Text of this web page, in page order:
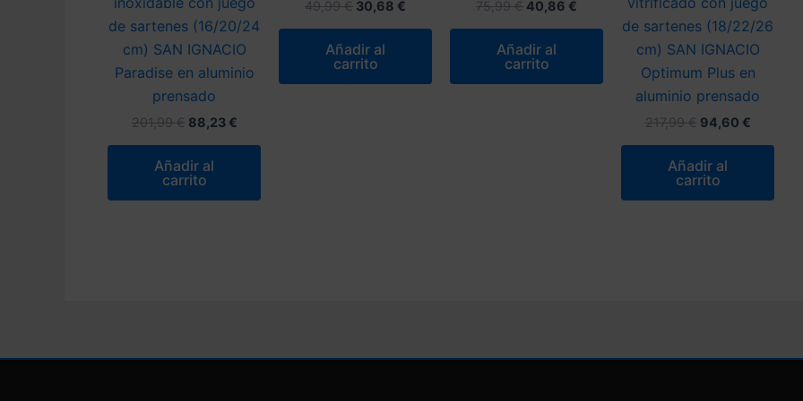
de sartenes (16/20/24
cm) SAN IGNACIO
Paradise en aluminio
prensado
201,99€ El
era:
201,99 €.
88,23 €El
Añadir al
carrito
49,99€ El
era:
49,99 €.
30,68 €
Añadir al
carrito
75,99€ El
era:
75,99 €.
40,86 €
Añadir al
carrito
de sartenes (18/22/26
cm) SAN IGNACIO
Optimum Plus en
aluminio prensado
217,99€ El
era:
217,99 €.
94,60 €El
Añadir al
carrito